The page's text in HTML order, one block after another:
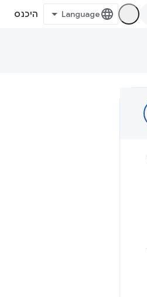
היכנס